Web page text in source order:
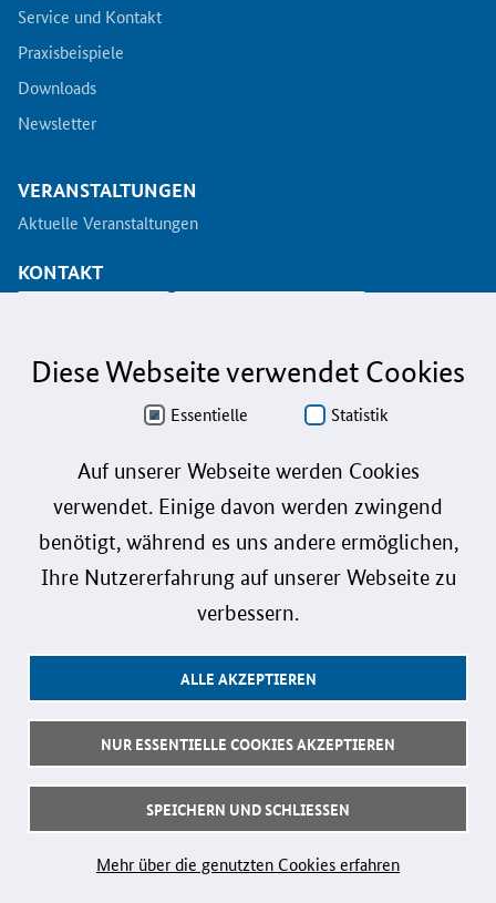
Service und Kontakt
Praxisbeispiele
Downloads
Newsletter
VERANSTALTUNGEN
Aktuelle Veranstaltungen
KONTAKT
Aus Gründen der besseren Lesbarkeit wird auf die gleichzeitige Verwendung der
Personenbezeichnungen gelten gleichermaßen für alle Geschlechter.
Datenschutz
Barrierefreiheit
Gebärdensprache
Follow us:
Diese Webseite verwendet Cookies
Essentielle Statistik
Auf unserer Webseite werden Cookies
verwendet. Einige davon werden zwingend
benötigt, während es uns andere ermöglichen,
Ihre Nutzererfahrung auf unserer Webseite zu
verbessern.
ALLE AKZEPTIEREN
NUR ESSENTIELLE COOKIES AKZEPTIEREN
SPEICHERN UND SCHLIESSEN
Mehr über die genutzten Cookies erfahren